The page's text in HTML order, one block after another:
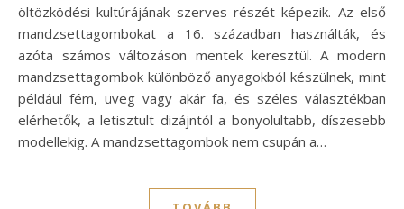
öltözködési kultúrájának szerves részét képezik. Az első
mandzsettagombokat a 16. században használták, és
azóta számos változáson mentek keresztül. A modern
mandzsettagombok különböző anyagokból készülnek, mint
például fém, üveg vagy akár fa, és széles választékban
elérhetők, a letisztult dizájntól a bonyolultabb, díszesebb
modellekig. A mandzsettagombok nem csupán a…